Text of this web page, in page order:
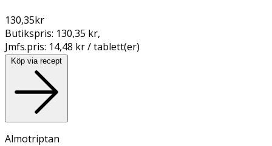
130,35kr
Butikspris: 130,35 kr,
Jmfs.pris: 14,48 kr / tablett(er)
Köp via recept
Almotriptan